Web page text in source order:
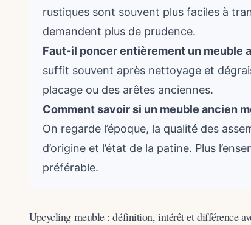
rustiques sont souvent plus faciles à
demandent plus de prudence.
Faut-il poncer entièrement un meuble
suffit souvent après nettoyage et
placage ou des arêtes anciennes.
Comment savoir si un meuble ancien
On regarde l’époque, la qualité des
d’origine et l’état de la patine. Plus
préférable.
Upcycling meuble : définition, intérêt et différence